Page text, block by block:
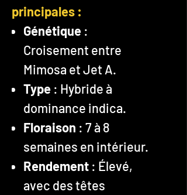
principales :
Génétique :
Croisement entre
Mimosa et Jet A.
Type : Hybride à
dominance indica.
Floraison : 7 à 8
semaines en intérieur.
Rendement : Élevé,
avec des têtes